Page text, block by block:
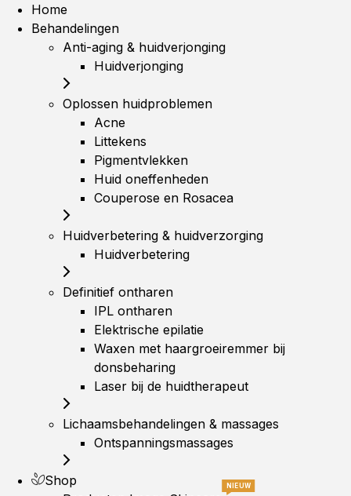
Home
Behandelingen
Anti-aging & huidverjonging
Huidverjonging
Oplossen huidproblemen
Acne
Littekens
Pigmentvlekken
Huid oneffenheden
Couperose en Rosacea
Huidverbetering & huidverzorging
Huidverbetering
Definitief ontharen
IPL ontharen
Elektrische epilatie
Waxen met haargroeiremmer bij
donsbeharing
Laser bij de huidtherapeut
Lichaamsbehandelingen & massages
Ontspanningsmassages
Shop
NIEUW